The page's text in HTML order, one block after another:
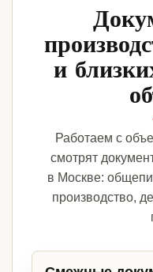
и
Работаем с
смотрят
в Москве:
производство,